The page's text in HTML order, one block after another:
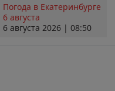
Погода в Екатеринбурге
6 августа
6 августа 2026 | 08:50